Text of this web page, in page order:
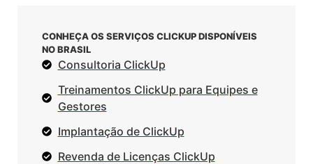
CONHEÇA OS SERVIÇOS CLICKUP DISPONÍVEIS
NO BRASIL
Consultoria ClickUp
Treinamentos ClickUp para Equipes e
Gestores
Implantação de ClickUp
Revenda de Licenças ClickUp